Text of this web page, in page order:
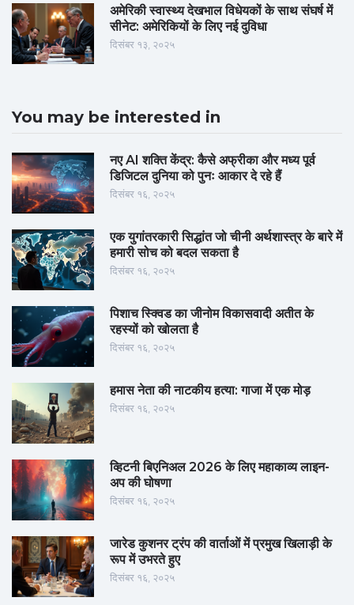
अमेरिकी स्वास्थ्य देखभाल विधेयकों के साथ संघर्ष में
सीनेट: अमेरिकियों के लिए नई दुविधा
दिसंबर १३, २०२५
You may be interested in
नए AI शक्ति केंद्र: कैसे अफ्रीका और मध्य पूर्व
डिजिटल दुनिया को पुनः आकार दे रहे हैं
दिसंबर १६, २०२५
एक युगांतरकारी सिद्धांत जो चीनी अर्थशास्त्र के बारे में
हमारी सोच को बदल सकता है
दिसंबर १६, २०२५
पिशाच स्क्विड का जीनोम विकासवादी अतीत के
रहस्यों को खोलता है
दिसंबर १६, २०२५
हमास नेता की नाटकीय हत्या: गाजा में एक मोड़
दिसंबर १६, २०२५
व्हिटनी बिएनिअल 2026 के लिए महाकाव्य लाइन-
अप की घोषणा
दिसंबर १६, २०२५
जारेड कुशनर ट्रंप की वार्ताओं में प्रमुख खिलाड़ी के
रूप में उभरते हुए
दिसंबर १६, २०२५